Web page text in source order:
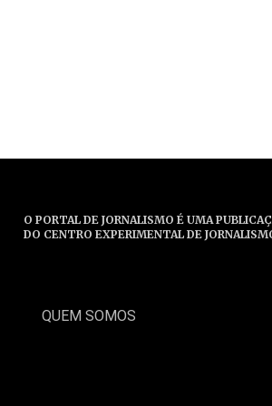
O PORTAL DE JORNALISMO É UMA
DO CENTRO EXPERIMENTAL DE
QUEM SOMOS